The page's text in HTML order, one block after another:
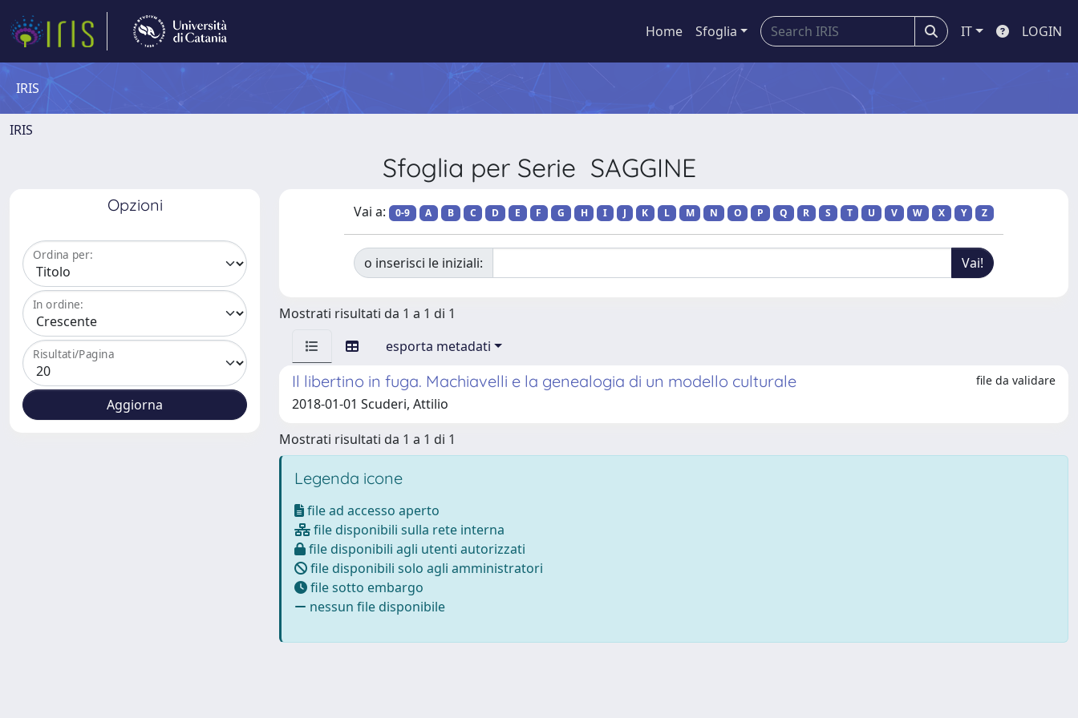
Home Sfoglia IT LOGIN
IRIS
IRIS
Sfoglia per Serie SAGGINE
Opzioni
Ordina per:
In ordine:
Risultati/Pagina
Vai a: 0-9 A B C D E F G H I J K L M N O P Q R S T U V W X Y Z
o inserisci le iniziali:
Mostrati risultati da 1 a 1 di 1
esporta metadati
Il libertino in fuga. Machiavelli e la genealogia di un modello culturale file da validare
2018-01-01 Scuderi, Attilio
Mostrati risultati da 1 a 1 di 1
Legenda icone
file ad accesso aperto
file disponibili sulla rete interna
file disponibili agli utenti autorizzati
file disponibili solo agli amministratori
file sotto embargo
nessun file disponibile